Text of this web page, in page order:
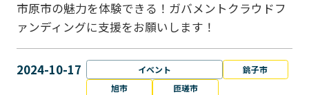
市原市の魅力を体験できる！ガバメントクラウドフ
ァンディングに支援をお願いします！
2024-10-17 イベント
銚子市
旭市
匝瑳市